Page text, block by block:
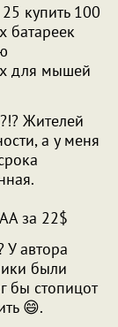
купить 100
батареек
для мышей
Жителей
а у меня
за 22$
У автора
были
бы стопицот
😄.